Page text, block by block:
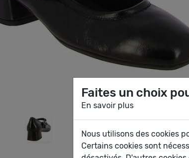
Faites un choix
En savoir plus
Nous utilisons des cookies
Certains cookies sont